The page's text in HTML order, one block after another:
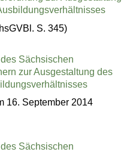
S. 345)
Sächsischen
zur Ausgestaltung des
16. September 2014
Sächsischen